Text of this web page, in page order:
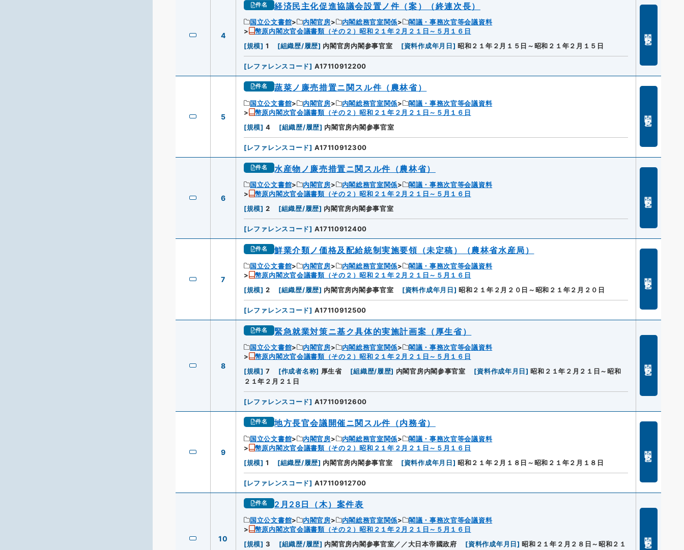
4
件名 経済民主化促進協議会設置ノ件（案）（終連次長）
国立公文書館 内閣官房 内閣総務官室関係
閣議・事務次官等会議資料
幣原内閣次官会議書類（その２）昭和２１年２月２１日～５月１６日
[規模] 1 [組織歴/履歴] 内閣官房内閣参事官室 [資料作成年月日] 昭和２１年２月１５日～昭和２１年２月１５日
[レファレンスコード] A17110912200
5
件名 蔬菜ノ廉売措置ニ関スル件（農林省）
国立公文書館 内閣官房 内閣総務官室関係
閣議・事務次官等会議資料
幣原内閣次官会議書類（その２）昭和２１年２月２１日～５月１６日
[規模] 4 [組織歴/履歴] 内閣官房内閣参事官室
[レファレンスコード] A17110912300
6
件名 水産物ノ廉売措置ニ関スル件（農林省）
国立公文書館 内閣官房 内閣総務官室関係
閣議・事務次官等会議資料
幣原内閣次官会議書類（その２）昭和２１年２月２１日～５月１６日
[規模] 2 [組織歴/履歴] 内閣官房内閣参事官室
[レファレンスコード] A17110912400
7
件名 鮮業介類ノ価格及配給統制実施要領（未定稿）（農林省水産局）
国立公文書館 内閣官房 内閣総務官室関係
閣議・事務次官等会議資料
幣原内閣次官会議書類（その２）昭和２１年２月２１日～５月１６日
[規模] 2 [組織歴/履歴] 内閣官房内閣参事官室 [資料作成年月日] 昭和２１年２月２０日～昭和２１年２月２０日
[レファレンスコード] A17110912500
8
件名 緊急就業対策ニ基ク具体的実施計画案（厚生省）
国立公文書館 内閣官房 内閣総務官室関係
閣議・事務次官等会議資料
幣原内閣次官会議書類（その２）昭和２１年２月２１日～５月１６日
[規模] 7 [作成者名称] 厚生省 [組織歴/履歴] 内閣官房内閣参事官室 [資料作成年月日] 昭和２１年２月２１日～昭和
２１年２月２１日
[レファレンスコード] A17110912600
9
件名 地方長官会議開催ニ関スル件（内務省）
国立公文書館 内閣官房 内閣総務官室関係
閣議・事務次官等会議資料
幣原内閣次官会議書類（その２）昭和２１年２月２１日～５月１６日
[規模] 1 [組織歴/履歴] 内閣官房内閣参事官室 [資料作成年月日] 昭和２１年２月１８日～昭和２１年２月１８日
[レファレンスコード] A17110912700
10
件名 2月28日（木）案件表
国立公文書館 内閣官房 内閣総務官室関係
閣議・事務次官等会議資料
幣原内閣次官会議書類（その２）昭和２１年２月２１日～５月１６日
[規模] 3 [組織歴/履歴] 内閣官房内閣参事官室／／大日本帝國政府 [資料作成年月日] 昭和２１年２月２８日～昭和２１